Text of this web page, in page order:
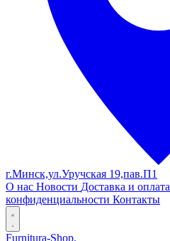
г.Минск,ул.Уручская 19,пав.П1
О нас Новости Доставка и оплата
конфиденциальности Контакты
Furnitura-Shop.